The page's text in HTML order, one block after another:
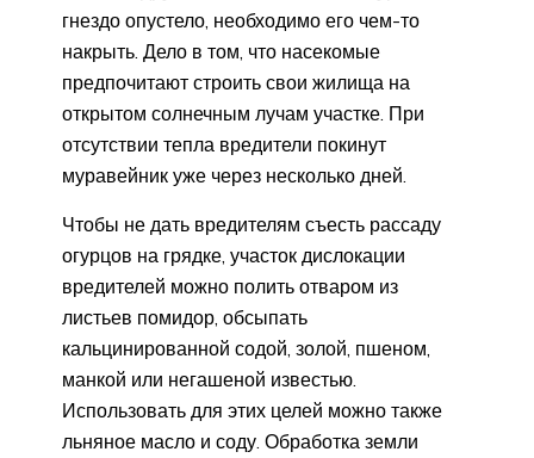
гнездо опустело, необходимо его чем-то
накрыть. Дело в том, что насекомые
предпочитают строить свои жилища на
открытом солнечным лучам участке. При
отсутствии тепла вредители покинут
муравейник уже через несколько дней.
Чтобы не дать вредителям съесть рассаду
огурцов на грядке, участок дислокации
вредителей можно полить отваром из
листьев помидор, обсыпать
кальцинированной содой, золой, пшеном,
манкой или негашеной известью.
Использовать для этих целей можно также
льняное масло и соду. Обработка земли